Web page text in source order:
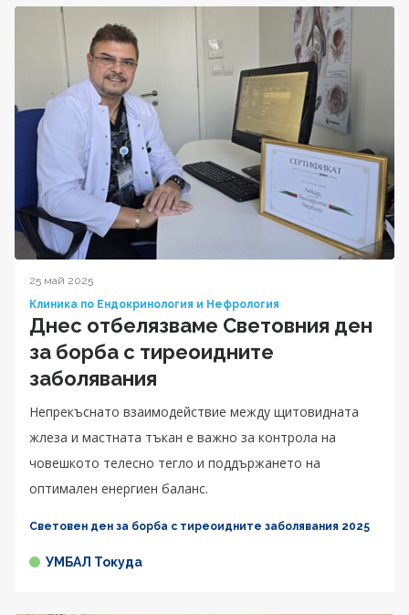
25 май 2025
Клиника по Ендокринология и Нефрология
Днес отбелязваме Световния ден
за борба с тиреоидните
заболявания
Непрекъснато взаимодействие между щитовидната
жлеза и мастната тъкан е важно за контрола на
човешкото телесно тегло и поддържането на
оптимален енергиен баланс.
Световен ден за борба с тиреоидните заболявания 2025
УМБАЛ Токуда